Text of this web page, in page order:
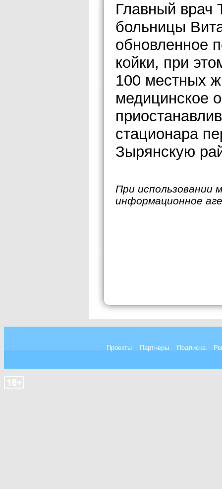
Главный врач
больницы
обновленное
койки, при
100 местных
медицинское
стационара
Зырянскую
При использовании
информационное
Проекты Партнеры Подписка